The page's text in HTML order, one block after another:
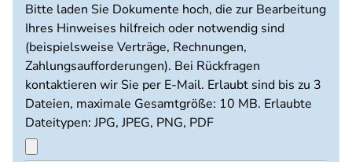
Dokumente
hochladen
Bitte laden Sie Dokumente hoch, die zur Bearbeitung
Ihres Hinweises hilfreich oder notwendig sind
(beispielsweise Verträge, Rechnungen,
Zahlungsaufforderungen). Bei Rückfragen
kontaktieren wir Sie per E-Mail. Erlaubt sind bis zu 3
Dateien, maximale Gesamtgröße: 10 MB. Erlaubte
Dateitypen: JPG, JPEG, PNG, PDF